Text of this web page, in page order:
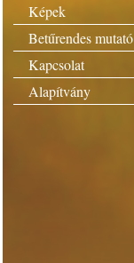
Képek
Betűrendes mutató
Kapcsolat
Alapítvány